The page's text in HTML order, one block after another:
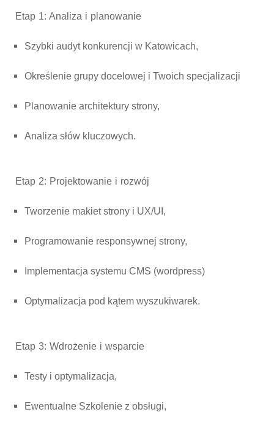
Etap 1: Analiza i planowanie
Szybki audyt konkurencji w Katowicach,
Określenie grupy docelowej i Twoich specjalizacji
Planowanie architektury strony,
Analiza słów kluczowych.
Etap 2: Projektowanie i rozwój
Tworzenie makiet strony i UX/UI,
Programowanie responsywnej strony,
Implementacja systemu CMS (wordpress)
Optymalizacja pod kątem wyszukiwarek.
Etap 3: Wdrożenie i wsparcie
Testy i optymalizacja,
Ewentualne Szkolenie z obsługi,